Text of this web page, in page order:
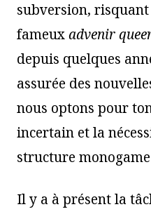
subversion,
fameuxadvenir
depuis quelques
assurée des
nous optons pour
incertain et la
structure
Il y a à présent la